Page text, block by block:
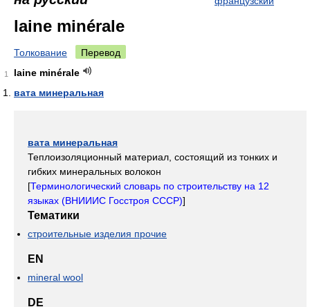
laine minérale
Толкование Перевод
1
laine minérale
вата минеральная
вата минеральная
Теплоизоляционный материал, состоящий из тонких и
гибких минеральных волокон
[Терминологический словарь по строительству на 12
языках (ВНИИИС Госстроя СССР)]
Тематики
строительные изделия прочие
EN
mineral wool
DE